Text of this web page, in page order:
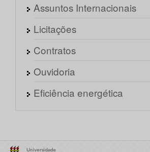
Assuntos Internacionais
Licitações
Contratos
Ouvidoria
Eficiência energética